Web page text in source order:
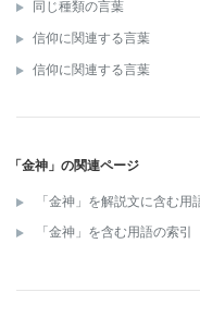
同じ種類の言葉
信仰に関連する言葉
信仰に関連する言葉
「金神」の関連ページ
「金神」を解説文に含む用
「金神」を含む用語の索引